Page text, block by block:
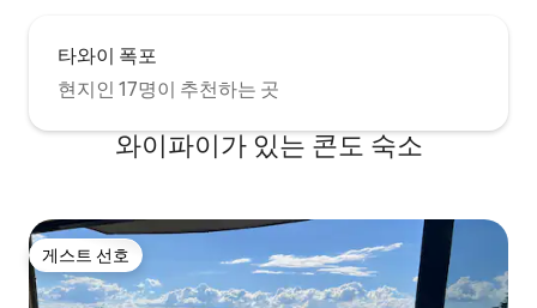
타와이 폭포
현지인 17명이 추천하는 곳
와이파이가 있는 콘도 숙소
게스트 선호
게스트 선호